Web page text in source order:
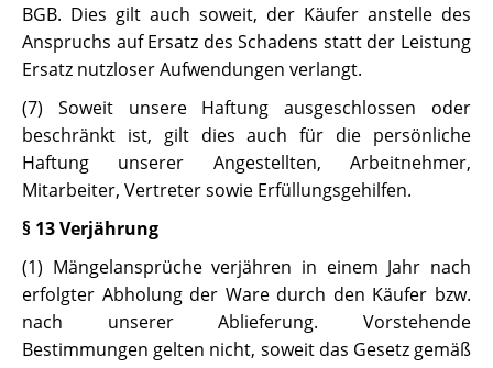
BGB. Dies gilt auch soweit, der Käufer anstelle des
Anspruchs auf Ersatz des Schadens statt der Leistung
Ersatz nutzloser Aufwendungen verlangt.
(7) Soweit unsere Haftung ausgeschlossen oder
beschränkt ist, gilt dies auch für die persönliche
Haftung unserer Angestellten, Arbeitnehmer,
Mitarbeiter, Vertreter sowie Erfüllungsgehilfen.
§ 13 Verjährung
(1) Mängelansprüche verjähren in einem Jahr nach
erfolgter Abholung der Ware durch den Käufer bzw.
nach unserer Ablieferung. Vorstehende
Bestimmungen gelten nicht, soweit das Gesetz gemäß